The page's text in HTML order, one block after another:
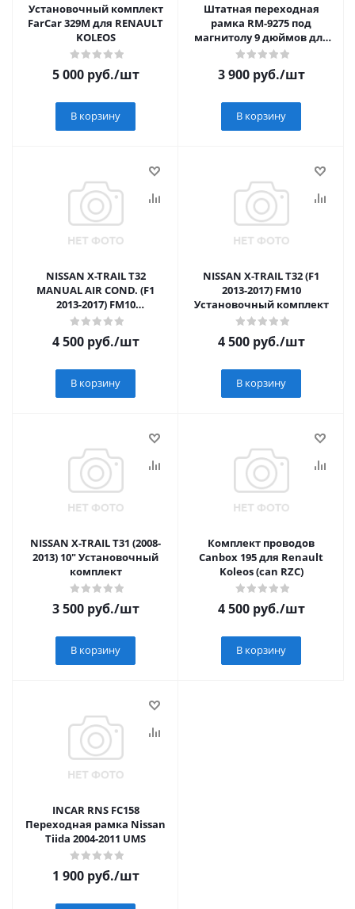
Установочный комплект
FarCar 329M для RENAULT
KOLEOS
5 000руб./шт
В корзину
Штатная переходная
рамка RM-9275 под
магнитолу 9 дюймов для
Nissan Terrano 3 (2014-2022)
/ Renault D
3 900руб./шт
В корзину
NISSAN X-TRAIL T32
MANUAL AIR COND. (F1
2013-2017) FM10
Установочный комплект
4 500руб./шт
В корзину
NISSAN X-TRAIL T32 (F1
2013-2017) FM10
Установочный комплект
4 500руб./шт
В корзину
NISSAN X-TRAIL T31 (2008-
2013) 10" Установочный
комплект
3 500руб./шт
В корзину
Комплект проводов
Canbox 195 для Renault
Koleos (can RZC)
4 500руб./шт
В корзину
INCAR RNS FC158
Переходная рамка Nissan
Tiida 2004-2011 UMS
1 900руб./шт